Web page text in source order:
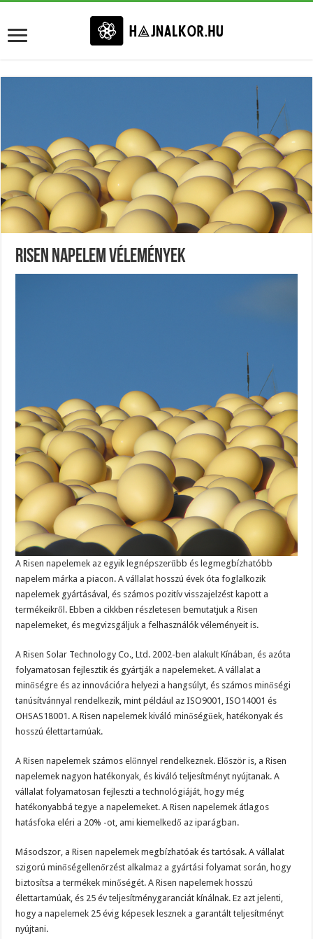
Risen Napelem Vélemények
A Risen napelemek az egyik legnépszerűbb és legmegbízhatóbb
napelem márka a piacon. A vállalat hosszú évek óta foglalkozik
napelemek gyártásával, és számos pozitív visszajelzést kapott a
termékeikről. Ebben a cikkben részletesen bemutatjuk a Risen
napelemeket, és megvizsgáljuk a felhasználók véleményeit is.
A Risen Solar Technology Co., Ltd. 2002-ben alakult Kínában, és azóta
folyamatosan fejlesztik és gyártják a napelemeket. A vállalat a
minőségre és az innovációra helyezi a hangsúlyt, és számos minőségi
tanúsítvánnyal rendelkezik, mint például az ISO9001, ISO14001 és
OHSAS18001. A Risen napelemek kiváló minőségűek, hatékonyak és
hosszú élettartamúak.
A Risen napelemek számos előnnyel rendelkeznek. Először is, a Risen
napelemek nagyon hatékonyak, és kiváló teljesítményt nyújtanak. A
vállalat folyamatosan fejleszti a technológiáját, hogy még
hatékonyabbá tegye a napelemeket. A Risen napelemek átlagos
hatásfoka eléri a 20% -ot, ami kiemelkedő az iparágban.
Másodszor, a Risen napelemek megbízhatóak és tartósak. A vállalat
szigorú minőségellenőrzést alkalmaz a gyártási folyamat során, hogy
biztosítsa a termékek minőségét. A Risen napelemek hosszú
élettartamúak, és 25 év teljesítménygaranciát kínálnak. Ez azt jelenti,
hogy a napelemek 25 évig képesek lesznek a garantált teljesítményt
nyújtani.